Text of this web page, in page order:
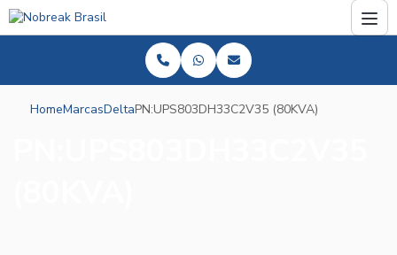
HomeMarcasDeltaPN:UPS803DH33C2V35 (80KVA)